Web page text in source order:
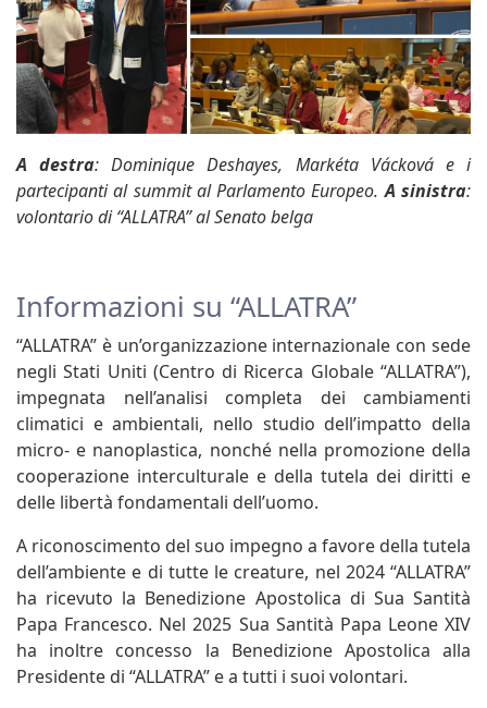
A destra: Dominique Deshayes, Markéta Vácková e i
partecipanti al summit al Parlamento Europeo.A sinistra:
volontario di “ALLATRA” al Senato belga
Informazioni su “ALLATRA”
“ALLATRA” è un’organizzazione internazionale con sede
negli Stati Uniti (Centro di Ricerca Globale “ALLATRA”),
impegnata nell’analisi completa dei cambiamenti
climatici e ambientali, nello studio dell’impatto della
micro- e nanoplastica, nonché nella promozione della
cooperazione interculturale e della tutela dei diritti e
delle libertà fondamentali dell’uomo.
A riconoscimento del suo impegno a favore della tutela
dell’ambiente e di tutte le creature, nel 2024 “ALLATRA”
ha ricevuto la Benedizione Apostolica di Sua Santità
Papa Francesco. Nel 2025 Sua Santità Papa Leone XIV
ha inoltre concesso la Benedizione Apostolica alla
Presidente di “ALLATRA” e a tutti i suoi volontari.